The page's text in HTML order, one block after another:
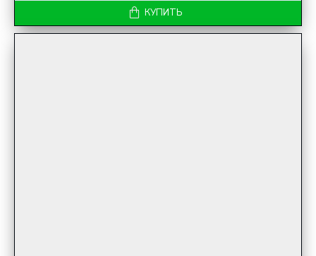
КУПИТЬ